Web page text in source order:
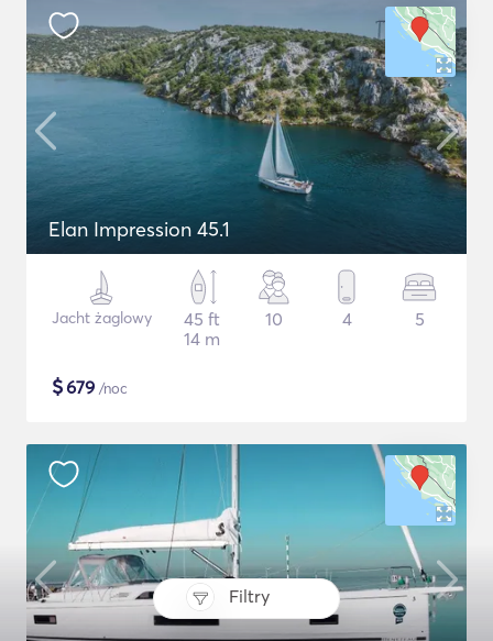
Filtry
Elan Impression 45.1
Jacht żaglowy
45 ft
14 m
10 4 5
$679 /noc